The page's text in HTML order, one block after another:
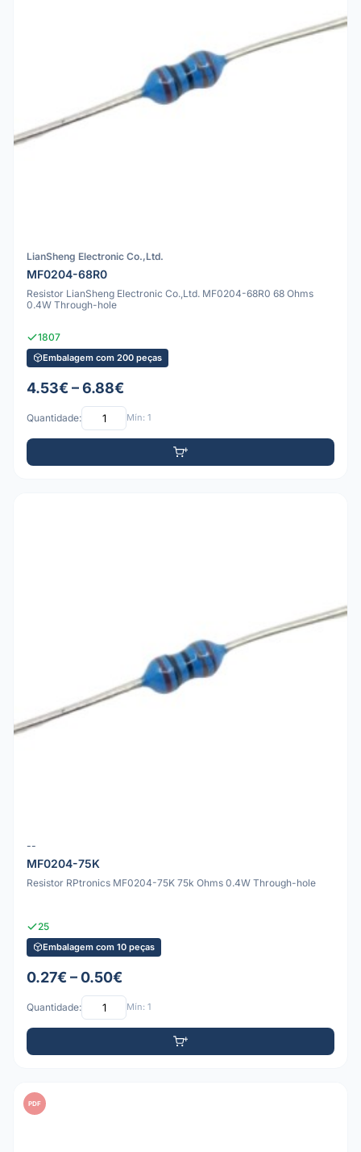
LianSheng Electronic Co.,Ltd.
MF0204-68R0
Resistor LianSheng Electronic Co.,Ltd. MF0204-68R0 68 Ohms
0.4W Through-hole
1807
Embalagem com 200 peças
4.53€ – 6.88€
Quantidade: Mín: 1
--
MF0204-75K
Resistor RPtronics MF0204-75K 75k Ohms 0.4W Through-hole
25
Embalagem com 10 peças
0.27€ – 0.50€
Quantidade: Mín: 1
PDF